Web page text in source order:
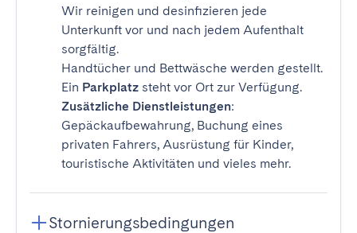
Wir reinigen und desinfizieren jede
Unterkunft vor und nach jedem Aufenthalt
sorgfältig.
Handtücher und Bettwäsche werden gestellt.
Ein Parkplatz steht vor Ort zur Verfügung.
Zusätzliche Dienstleistungen:
Gepäckaufbewahrung, Buchung eines
privaten Fahrers, Ausrüstung für Kinder,
touristische Aktivitäten und vieles mehr.
Stornierungsbedingungen